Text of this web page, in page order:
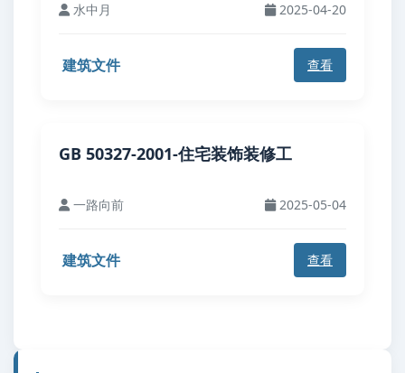
水中月 2025-04-20
建筑文件 查看
GB 50327-2001-住宅装饰装修工
一路向前 2025-05-04
建筑文件 查看